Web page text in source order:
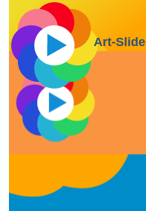
Art-Slide